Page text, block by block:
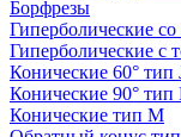
Борфрезы
Гиперболические
Гиперболические с
Конические 60° тип
Конические 90° тип
Конические тип M